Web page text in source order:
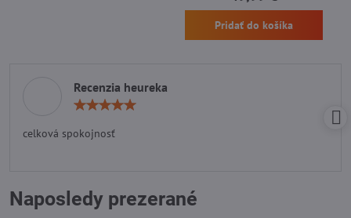
Pridať do košíka
Recenzia heureka
celková spokojnosť
Naposledy prezerané